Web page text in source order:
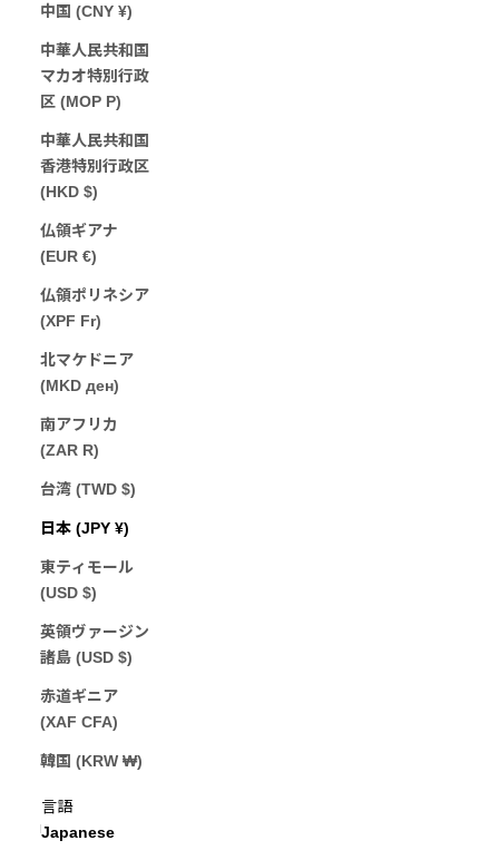
中国 (CNY ¥)
中華人民共和国
マカオ特別行政
区 (MOP P)
中華人民共和国
香港特別行政区
(HKD $)
仏領ギアナ
(EUR €)
仏領ポリネシア
(XPF Fr)
北マケドニア
(MKD ден)
南アフリカ
(ZAR R)
台湾 (TWD $)
日本 (JPY ¥)
東ティモール
(USD $)
英領ヴァージン
諸島 (USD $)
赤道ギニア
(XAF CFA)
韓国 (KRW ₩)
言語
Japanese